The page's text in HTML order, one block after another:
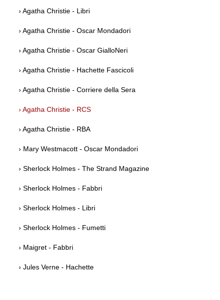
› Agatha Christie - Libri
› Agatha Christie - Oscar Mondadori
› Agatha Christie - Oscar GialloNeri
› Agatha Christie - Hachette Fascicoli
› Agatha Christie - Corriere della Sera
› Agatha Christie - RCS
› Agatha Christie - RBA
› Mary Westmacott - Oscar Mondadori
› Sherlock Holmes - The Strand Magazine
› Sherlock Holmes - Fabbri
› Sherlock Holmes - Libri
› Sherlock Holmes - Fumetti
› Maigret - Fabbri
› Jules Verne - Hachette